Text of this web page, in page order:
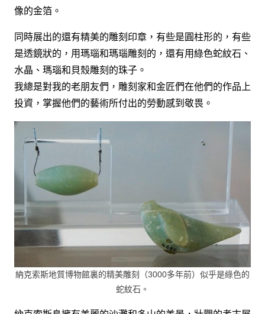
像的金箔。
同時展出的還有精美的雕刻印章，有些是圓柱形的，有些
是透鏡狀的，用瑪瑙和瑪瑙雕刻的，還有用綠色蛇紋石、
水晶、瑪瑙和貝殼雕刻的珠子。
我總是對我的老朋友們，雕刻家和金匠們在他們的作品上
投資，掌握他們的藝術所付出的勞動感到敬畏。
納克索斯地質博物館裏的精美雕刻（3000多年前）似乎是綠色的
蛇紋石。